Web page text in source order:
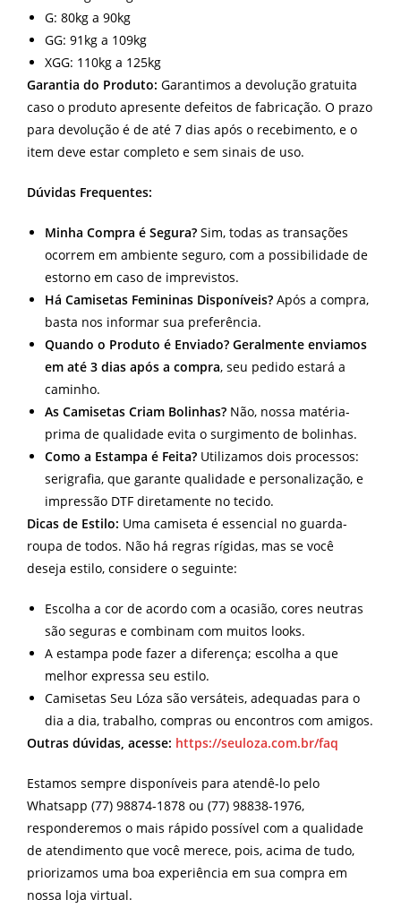
G: 80kg a 90kg
GG: 91kg a 109kg
XGG: 110kg a 125kg
Garantia do Produto: Garantimos a devolução gratuita
caso o produto apresente defeitos de fabricação. O prazo
para devolução é de até 7 dias após o recebimento, e o
item deve estar completo e sem sinais de uso.
Dúvidas Frequentes:
Minha Compra é Segura? Sim, todas as transações
ocorrem em ambiente seguro, com a possibilidade de
estorno em caso de imprevistos.
Há Camisetas Femininas Disponíveis? Após a compra,
basta nos informar sua preferência.
Quando o Produto é Enviado? Geralmente enviamos
em até 3 dias após a compra, seu pedido estará a
caminho.
As Camisetas Criam Bolinhas? Não, nossa matéria-
prima de qualidade evita o surgimento de bolinhas.
Como a Estampa é Feita? Utilizamos dois processos:
serigrafia, que garante qualidade e personalização, e
impressão DTF diretamente no tecido.
Dicas de Estilo: Uma camiseta é essencial no guarda-
roupa de todos. Não há regras rígidas, mas se você
deseja estilo, considere o seguinte:
Escolha a cor de acordo com a ocasião, cores neutras
são seguras e combinam com muitos looks.
A estampa pode fazer a diferença; escolha a que
melhor expressa seu estilo.
Camisetas Seu Lóza são versáteis, adequadas para o
dia a dia, trabalho, compras ou encontros com amigos.
Outras dúvidas, acesse: https://seuloza.com.br/faq
Estamos sempre disponíveis para atendê-lo pelo
Whatsapp (77) 98874-1878 ou (77) 98838-1976,
responderemos o mais rápido possível com a qualidade
de atendimento que você merece, pois, acima de tudo,
priorizamos uma boa experiência em sua compra em
nossa loja virtual.